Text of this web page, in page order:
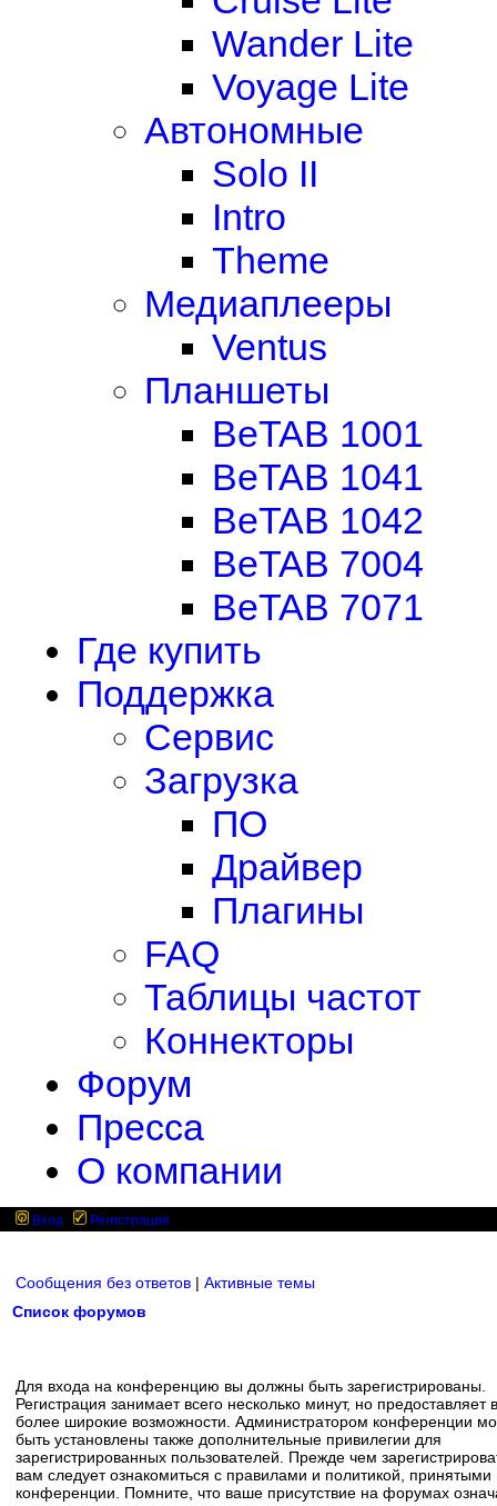
Wander Lite
Voyage Lite
Автономные
Solo II
Intro
Theme
Медиаплееры
Ventus
Планшеты
BeTAB 1001
BeTAB 1041
BeTAB 1042
BeTAB 7004
BeTAB 7071
Где купить
Поддержка
Сервис
Загрузка
ПО
Драйвер
Плагины
FAQ
Таблицы частот
Коннекторы
Форум
Пресса
О компании
Вход Регистрация
Сообщения без ответов | Активные темы
Список форумов
Для входа на конференцию вы должны быть зарегистрированы.
Регистрация занимает всего несколько минут, но предоставляет
более широкие возможности. Администратором конференции
быть установлены также дополнительные привилегии для
зарегистрированных пользователей. Прежде чем
вам следует ознакомиться с правилами и политикой, принятыми
конференции. Помните, что ваше присутствие на форумах